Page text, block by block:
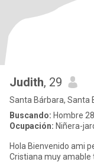
Judith, 29
Santa Bárbara, Santa
Buscando: Hombre
Ocupación: Niñera-
Hola Bienvenido ami
Cristiana muy amable trabajadora respetuosa formal que quiere